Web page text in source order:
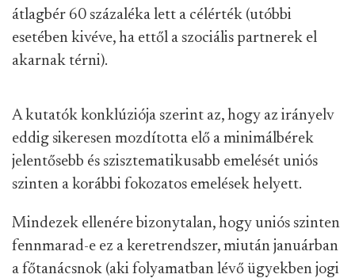
átlagbér 60 százaléka lett a célérték (utóbbi
esetében kivéve, ha ettől a szociális partnerek el
akarnak térni).
A kutatók konklúziója szerint az, hogy az irányelv
eddig sikeresen mozdította elő a minimálbérek
jelentősebb és szisztematikusabb emelését uniós
szinten a korábbi fokozatos emelések helyett.
Mindezek ellenére bizonytalan, hogy uniós szinten
fennmarad-e ez a keretrendszer, miután januárban
a főtanácsnok (aki folyamatban lévő ügyekben jogi